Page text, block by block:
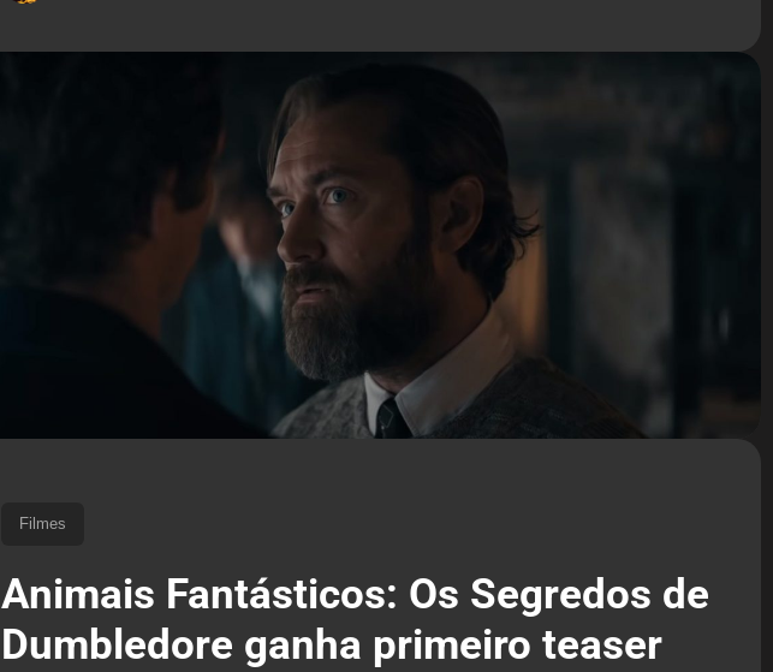
Filmes
Animais Fantásticos: Os Segredos de
Dumbledore ganha primeiro teaser